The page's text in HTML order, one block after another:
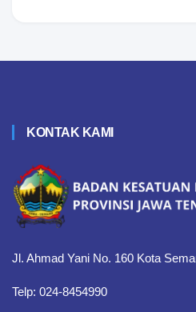
KONTAK KAMI
Jl. Ahmad Yani No. 160 Kota
Telp: 024-8454990